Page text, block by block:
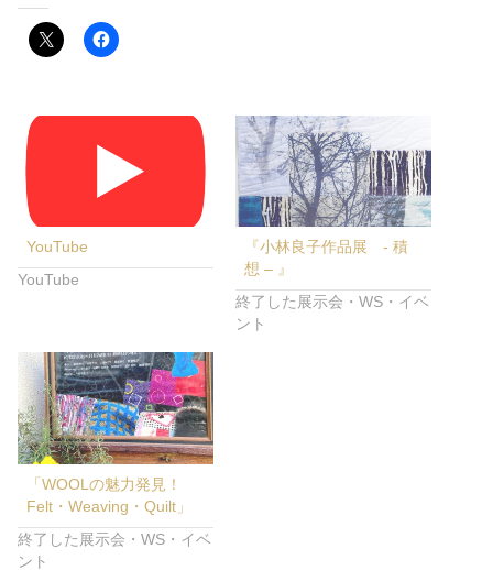
YouTube
YouTube
『小林良子作品展 - 積
想 – 』
終了した展示会・WS・イベ
ント
「WOOLの魅力発見！
Felt・Weaving・Quilt」
終了した展示会・WS・イベ
ント